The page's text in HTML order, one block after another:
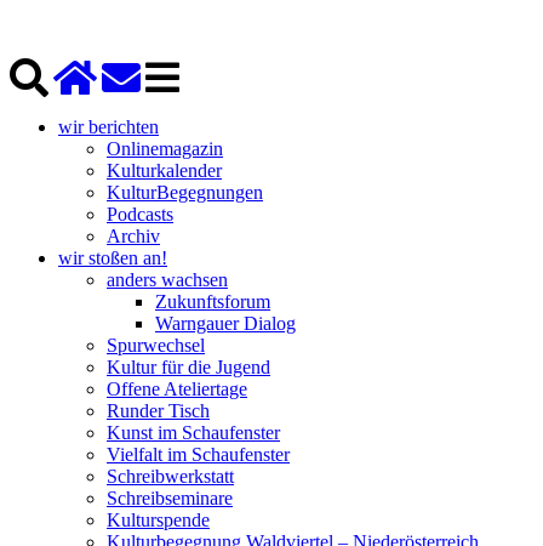
wir berichten
Onlinemagazin
Kulturkalender
KulturBegegnungen
Podcasts
Archiv
wir stoßen an!
anders wachsen
Zukunftsforum
Warngauer Dialog
Spurwechsel
Kultur für die Jugend
Offene Ateliertage
Runder Tisch
Kunst im Schaufenster
Vielfalt im Schaufenster
Schreibwerkstatt
Schreibseminare
Kulturspende
Kulturbegegnung Waldviertel – Niederösterreich